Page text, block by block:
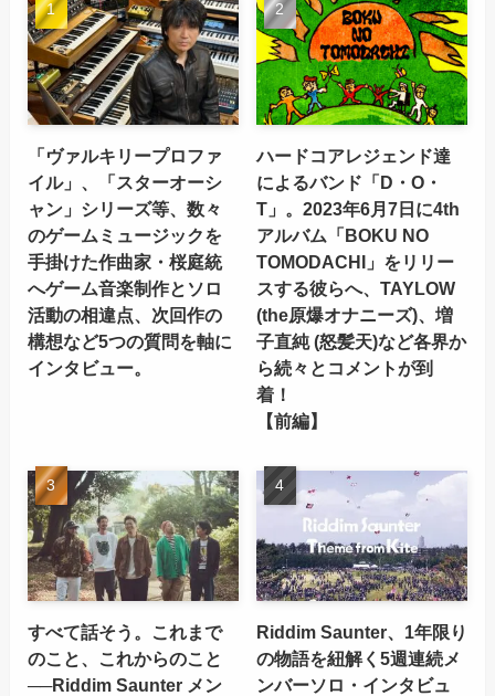
「ヴァルキリープロファ
イル」、「スターオーシ
ャン」シリーズ等、数々
のゲームミュージックを
手掛けた作曲家・桜庭統
へゲーム音楽制作とソロ
活動の相違点、次回作の
構想など5つの質問を軸に
インタビュー。
ハードコアレジェンド達
によるバンド「D・O・
T」。2023年6月7日に4th
アルバム「BOKU NO
TOMODACHI」をリリー
スする彼らへ、TAYLOW
(the原爆オナニーズ)、増
子直純 (怒髪天)など各界か
ら続々とコメントが到
着！
【前編】
すべて話そう。これまで
のこと、これからのこと
──Riddim Saunter メン
Riddim Saunter、1年限り
の物語を紐解く5週連続メ
ンバーソロ・インタビュ